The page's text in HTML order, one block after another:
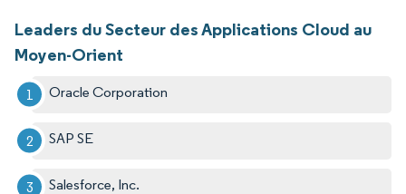
Leaders du Secteur des Applications Cloud au
Moyen-Orient
Oracle Corporation
SAP SE
Salesforce, Inc.